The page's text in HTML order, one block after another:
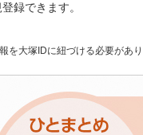
録できます。
を大塚IDに紐づける必要があり